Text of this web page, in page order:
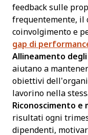
feedback sulle
frequentemente, il
coinvolgimento e
gap di
Allineamento
aiutano a
obiettivi
lavorino nella
Riconoscimento e
risultati ogni
dipendenti,